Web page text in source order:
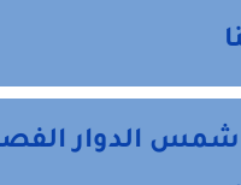
شمس الدوار